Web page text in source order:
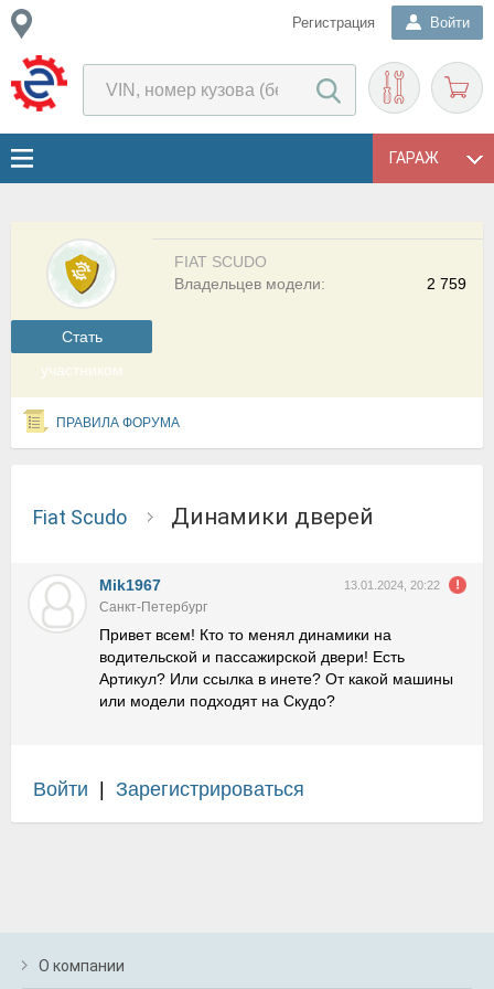
Регистрация Войти
ГАРАЖ
Cтать
участником
FIAT SCUDO
2 759
Владельцев модели:
ПРАВИЛА ФОРУМА
Fiat Scudo динамики дверей
Mik1967 13.01.2024, 20:22
Санкт-Петербург
Привет всем! Кто то менял динамики на
водительской и пассажирской двери! Есть
Артикул? Или ссылка в инете? От какой машины
или модели подходят на Скудо?
Войти Зарегистрироваться
О компании